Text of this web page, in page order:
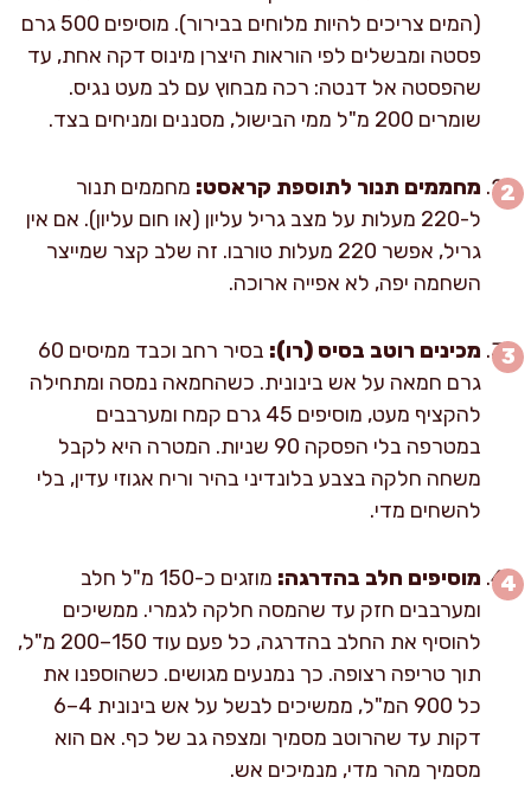
(המים צריכים להיות מלוחים בבירור). מוסיפים 500 גרם
פסטה ומבשלים לפי הוראות היצרן מינוס דקה אחת, עד
שהפסטה אל דנטה: רכה מבחוץ עם לב מעט נגיס.
שומרים 200 מ"ל ממי הבישול, מסננים ומניחים בצד.
מחממים תנור לתוספת קראסט: מחממים תנור
ל-220 מעלות על מצב גריל עליון (או חום עליון). אם אין
גריל, אפשר 220 מעלות טורבו. זה שלב קצר שמייצר
השחמה יפה, לא אפייה ארוכה.
מכינים רוטב בסיס (רו):
בסיר רחב וכבד ממיסים 60
גרם חמאה על אש בינונית. כשהחמאה נמסה ומתחילה
להקציף מעט, מוסיפים 45 גרם קמח ומערבבים
במטרפה בלי הפסקה 90 שניות. המטרה היא לקבל
משחה חלקה בצבע בלונדיני בהיר וריח אגוזי עדין, בלי
להשחים מדי.
מוסיפים חלב בהדרגה:
מוזגים כ-150 מ"ל חלב
ומערבבים חזק עד שהמסה חלקה לגמרי. ממשיכים
להוסיף את החלב בהדרגה, כל פעם עוד 150–200 מ"ל,
תוך טריפה רצופה. כך נמנעים מגושים. כשהוספנו את
כל 900 המ"ל, ממשיכים לבשל על אש בינונית 4–6
דקות עד שהרוטב מסמיך ומצפה גב של כף. אם הוא
מסמיך מהר מדי, מנמיכים אש.